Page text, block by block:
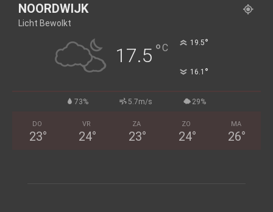
NOORDWIJK
Licht Bewolkt
17.5 °C 19.5°
16.1 °
73% 5.7m/s 29%
DO
23°
VR
24°
ZA
23°
ZO
24°
MA
26°